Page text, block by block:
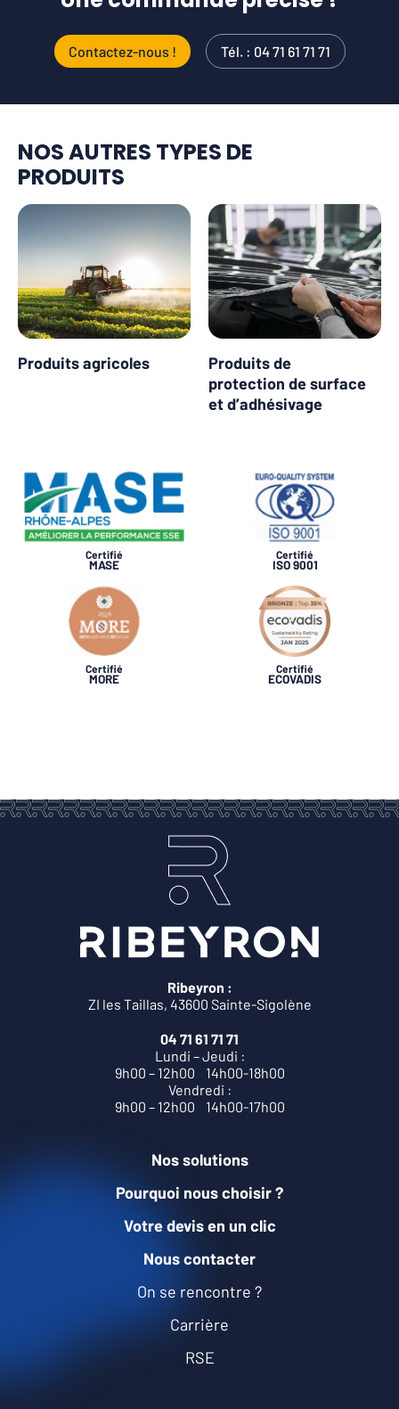
Contactez-nous ! Tél. : 04 71 61 71 71
NOS AUTRES TYPES DE
PRODUITS
Produits agricoles
Produits de
protection de surface
et d’adhésivage
Certifié
MASE
Certifié
ISO 9001
Certifié
MORE
Certifié
ECOVADIS
Ribeyron :
ZI les Taillas, 43600 Sainte-Sigolène
04 71 61 71 71
Lundi – Jeudi :
9h00 – 12h00 14h00-18h00
Vendredi :
9h00 – 12h00 14h00-17h00
Nos solutions
Pourquoi nous choisir ?
Votre devis en un clic
Nous contacter
On se rencontre ?
Carrière
RSE